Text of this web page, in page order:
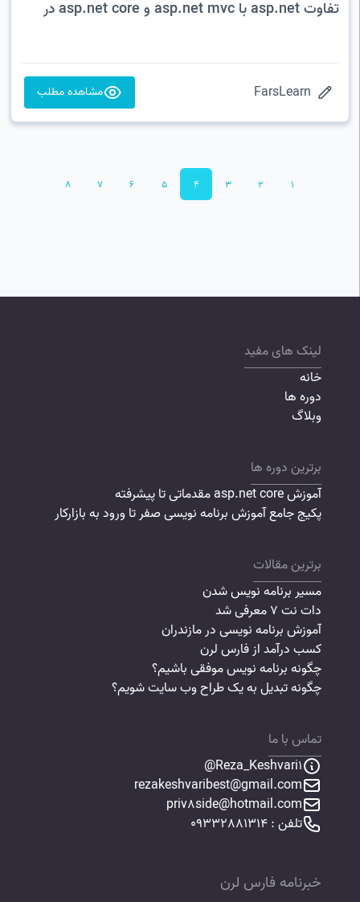
تفاوت asp.net با asp.net mvc و asp.net core در
FarsLearn مشاهده مطلب
1
2
3
4
5
6
7
8
لینک های مفید
خانه
دوره ها
وبلاگ
برترین دوره ها
آموزش asp.net core مقدماتی تا پیشرفته
پکیج جامع آموزش برنامه نویسی صفر تا ورود به بازارکار
برترین مقالات
مسیر برنامه نویس شدن
دات نت 7 معرفی شد
آموزش برنامه نویسی در مازندران
کسب درآمد از فارس لرن
چگونه برنامه نویس موفقی باشیم؟
چگونه تبدیل به یک طراح وب سایت شویم؟
تماس با ما
Reza_Keshvari1@
rezakeshvaribest@gmail.com
priv8side@hotmail.com
تلفن : 09332881314
خبرنامه فارس لرن